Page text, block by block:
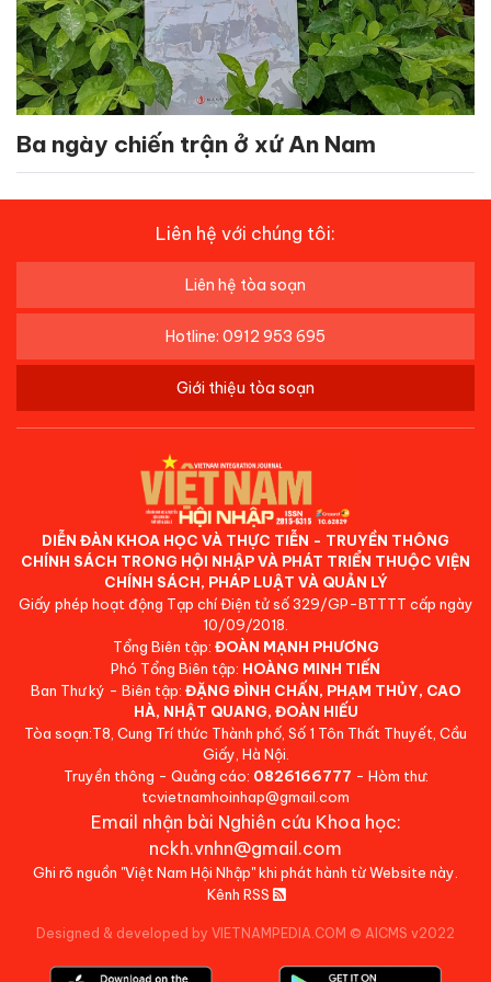
Ba ngày chiến trận ở xứ An Nam
Liên hệ với chúng tôi:
Liên hệ tòa soạn
Hotline: 0912 953 695
Giới thiệu tòa soạn
DIỄN ĐÀN KHOA HỌC VÀ THỰC TIỄN - TRUYỀN THÔNG
CHÍNH SÁCH TRONG HỘI NHẬP VÀ PHÁT TRIỂN THUỘC VIỆN
CHÍNH SÁCH, PHÁP LUẬT VÀ QUẢN LÝ
Giấy phép hoạt động Tạp chí Điện tử số 329/GP-BTTTT cấp ngày
10/09/2018.
Tổng Biên tập: ĐOÀN MẠNH PHƯƠNG
Phó Tổng Biên tập: HOÀNG MINH TIẾN
Ban Thư ký - Biên tập: ĐẶNG ĐÌNH CHẤN, PHẠM THỦY, CAO
HÀ, NHẬT QUANG, ĐOÀN HIẾU
Tòa soạn:T8, Cung Trí thức Thành phố, Số 1 Tôn Thất Thuyết, Cầu
Giấy, Hà Nội.
Truyền thông - Quảng cáo: 0826166777 - Hòm thư:
tcvietnamhoinhap@gmail.com
Email nhận bài Nghiên cứu Khoa học:
nckh.vnhn@gmail.com
Ghi rõ nguồn "Việt Nam Hội Nhập" khi phát hành từ Website này.
Kênh RSS
Designed & developed by VIETNAMPEDIA.COM © AICMS v2022